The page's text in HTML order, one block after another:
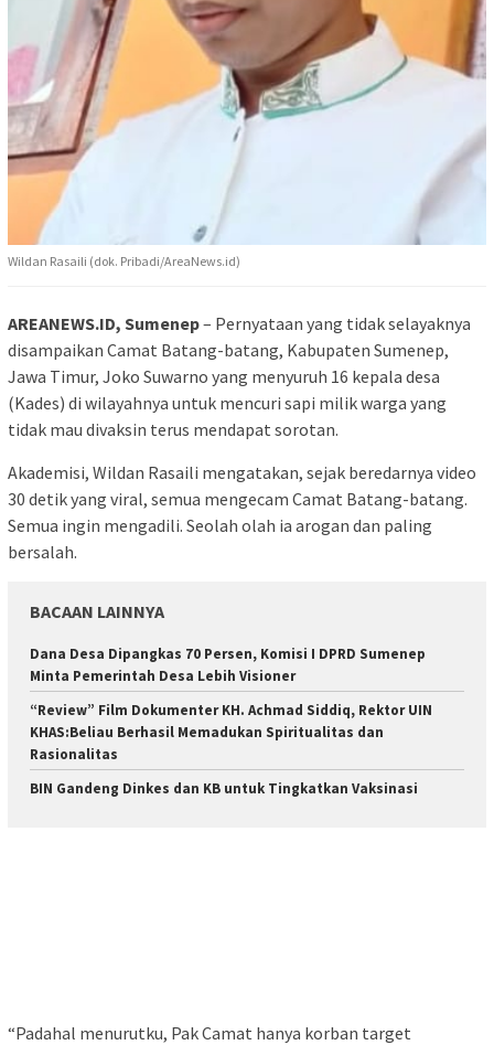
Wildan Rasaili (dok. Pribadi/AreaNews.id)
AREANEWS.ID, Sumenep– Pernyataan yang tidak selayaknya
disampaikan Camat Batang-batang, Kabupaten Sumenep,
Jawa Timur, Joko Suwarno yang menyuruh 16 kepala desa
(Kades) di wilayahnya untuk mencuri sapi milik warga yang
tidak mau divaksin terus mendapat sorotan.
Akademisi, Wildan Rasaili mengatakan, sejak beredarnya video
30 detik yang viral, semua mengecam Camat Batang-batang.
Semua ingin mengadili. Seolah olah ia arogan dan paling
bersalah.
BACAAN LAINNYA
Dana Desa Dipangkas 70 Persen, Komisi I DPRD Sumenep
Minta Pemerintah Desa Lebih Visioner
“Review” Film Dokumenter KH. Achmad Siddiq, Rektor UIN
KHAS:Beliau Berhasil Memadukan Spiritualitas dan
Rasionalitas
BIN Gandeng Dinkes dan KB untuk Tingkatkan Vaksinasi
“Padahal menurutku, Pak Camat hanya korban target